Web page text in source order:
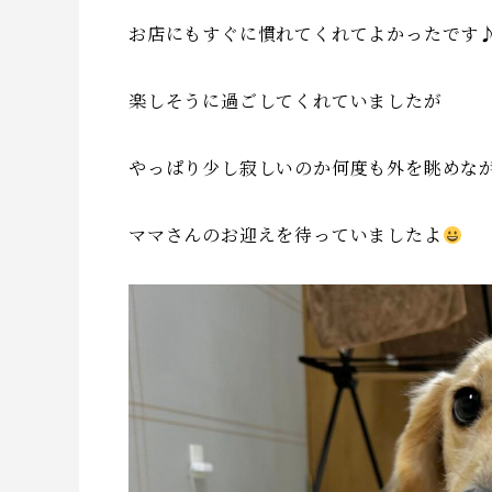
お店にもすぐに慣れてくれてよかったです
楽しそうに過ごしてくれていましたが
やっぱり少し寂しいのか何度も外を眺めな
ママさんのお迎えを待っていましたよ